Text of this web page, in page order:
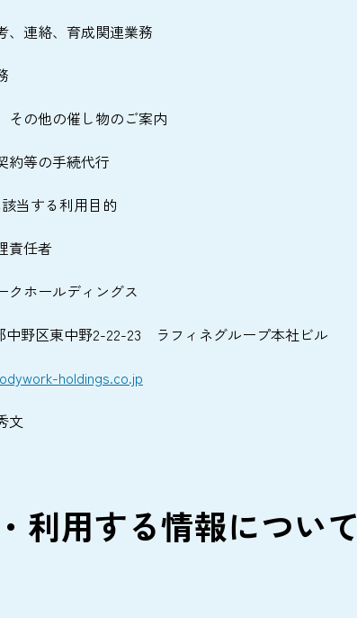
、連絡、育成関連業務
その他の催し物のご案内
約等の手続代行
当する利用目的
責任者
クホールディングス
中野区東中野2-22-23 ラフィネグループ本社ビル
holdings.co.jp
文
利用する情報について